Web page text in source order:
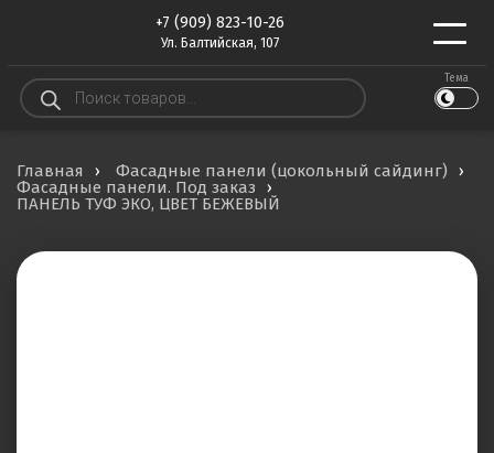
+7 (909) 823-10-26
Ул. Балтийская, 107
Поиск
товаров
Тема
Главная
Фасадные панели (цокольный сайдинг)
Фасадные панели. Под заказ
ПАНЕЛЬ ТУФ ЭКО, ЦВЕТ БЕЖЕВЫЙ